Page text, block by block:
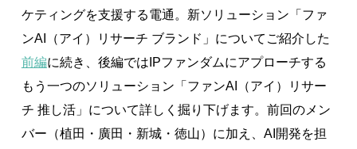
ケティングを支援する電通。新ソリューション「ファ
ンAI（アイ）リサーチ ブランド」についてご紹介した
前編に続き、後編ではIPファンダムにアプローチする
もう一つのソリューション「ファンAI（アイ）リサー
チ 推し活」について詳しく掘り下げます。前回のメン
バー（植田・廣田・新城・徳山）に加え、AI開発を担